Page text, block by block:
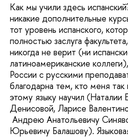
Как мы учили здесь
никакие дополнительные
тот уровень испанского,
полностью заслуга
никогда не верит (ни
латиноамериканские
России с русскими
благодарна тем, кто меня
этому языку научил (Наталии
Денисовой, Ларисе
Андрею Анатольевичу
Юрьевичу Балашову).